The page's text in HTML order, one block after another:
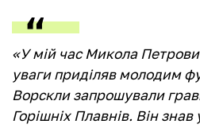
«У мій час Микола
уваги приділяв молодим
Ворскли запрошували
Горішніх Плавнів. Він знав